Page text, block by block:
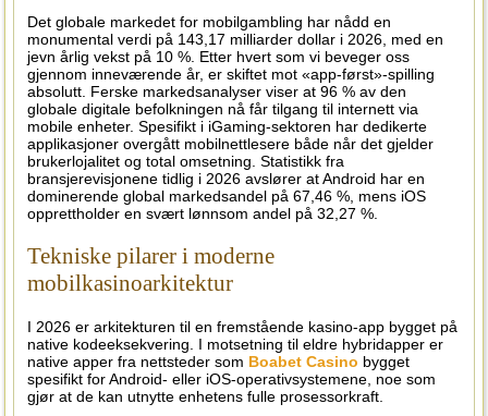
Det globale markedet for mobilgambling har nådd en
monumental verdi på 143,17 milliarder dollar i 2026, med en
jevn årlig vekst på 10 %. Etter hvert som vi beveger oss
gjennom inneværende år, er skiftet mot «app-først»-spilling
absolutt. Ferske markedsanalyser viser at 96 % av den
globale digitale befolkningen nå får tilgang til internett via
mobile enheter. Spesifikt i iGaming-sektoren har dedikerte
applikasjoner overgått mobilnettlesere både når det gjelder
brukerlojalitet og total omsetning. Statistikk fra
bransjerevisjonene tidlig i 2026 avslører at Android har en
dominerende global markedsandel på 67,46 %, mens iOS
opprettholder en svært lønnsom andel på 32,27 %.
Tekniske pilarer i moderne
mobilkasinoarkitektur
I 2026 er arkitekturen til en fremstående kasino-app bygget på
native kodeeksekvering. I motsetning til eldre hybridapper er
native apper fra nettsteder som Boabet Casino bygget
spesifikt for Android- eller iOS-operativsystemene, noe som
gjør at de kan utnytte enhetens fulle prosessorkraft.